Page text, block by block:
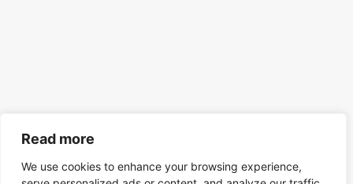
Read more
We use cookies to enhance your browsing experience,